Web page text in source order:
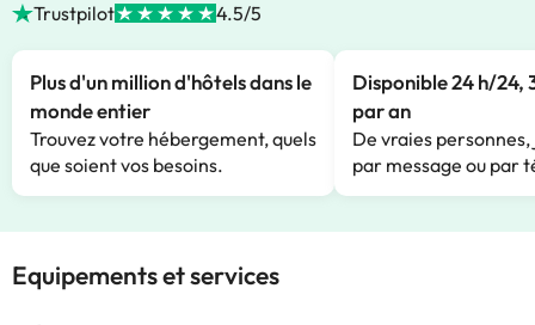
Trustpilot 4.5/5
Plus d'un million d'hôtels dans le
monde entier
Trouvez votre hébergement, quels
que soient vos besoins.
Disponible 24 h/24,
par an
De vraies
par message ou par
Equipements et services